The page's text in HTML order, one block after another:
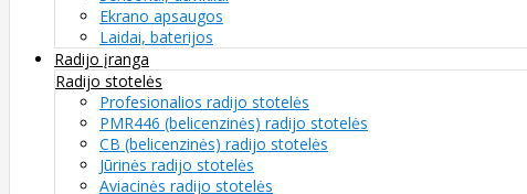
Ekrano apsaugos
Laidai, baterijos
Radijo įranga
Radijo stotelės
Profesionalios radijo stotelės
PMR446 (belicenzinės) radijo stotelės
CB (belicenzinės) radijo stotelės
Jūrinės radijo stotelės
Aviacinės radijo stotelės